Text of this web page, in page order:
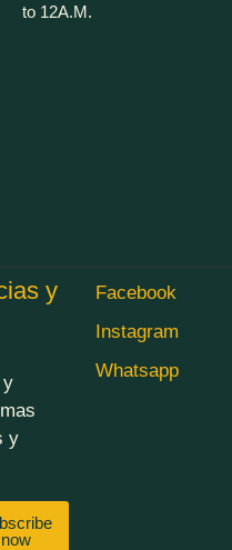
to 12A.M.
y
y
y
now
Facebook
Instagram
Whatsapp